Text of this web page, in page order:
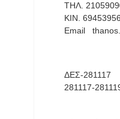
ΤΗΛ.
ΚΙΝ.
Email
ΔΕΣ-281117
281117-